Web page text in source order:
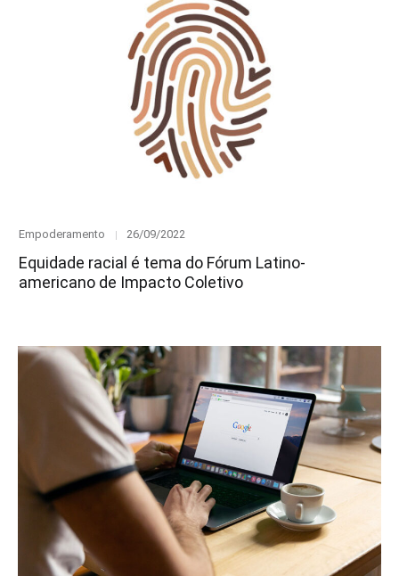
Category
Empoderamento
Posted
26/09/2022
Equidade racial é tema do Fórum Latino-
americano de Impacto Coletivo